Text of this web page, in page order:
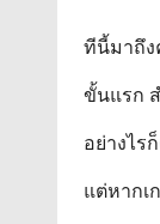
ทีนี้มาถึง
ขั้นแรก
อย่างไร
แต่หากเ